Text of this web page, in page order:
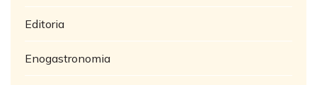
Editoria
Enogastronomia